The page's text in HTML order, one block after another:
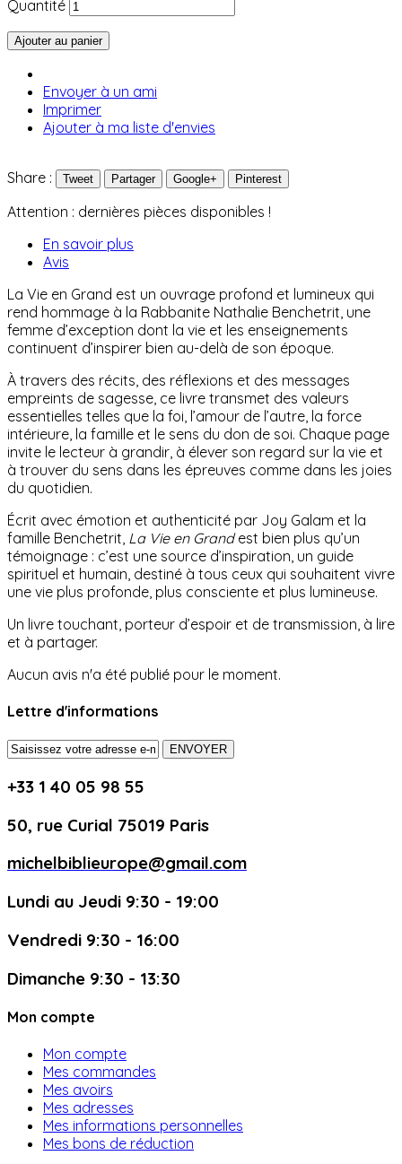
Quantité
Ajouter au panier
Envoyer à un ami
Imprimer
Ajouter à ma liste d'envies
Share : Tweet Partager Google+ Pinterest
Attention : dernières pièces disponibles !
En savoir plus
Avis
La Vie en Grand est un ouvrage profond et lumineux qui
rend hommage à la Rabbanite Nathalie Benchetrit, une
femme d’exception dont la vie et les enseignements
continuent d’inspirer bien au-delà de son époque.
À travers des récits, des réflexions et des messages
empreints de sagesse, ce livre transmet des valeurs
essentielles telles que la foi, l’amour de l’autre, la force
intérieure, la famille et le sens du don de soi. Chaque page
invite le lecteur à grandir, à élever son regard sur la vie et
à trouver du sens dans les épreuves comme dans les joies
du quotidien.
Écrit avec émotion et authenticité par Joy Galam et la
famille Benchetrit, La Vie en Grandest bien plus qu’un
témoignage : c’est une source d’inspiration, un guide
spirituel et humain, destiné à tous ceux qui souhaitent vivre
une vie plus profonde, plus consciente et plus lumineuse.
Un livre touchant, porteur d’espoir et de transmission, à lire
et à partager.
Aucun avis n'a été publié pour le moment.
Lettre d'informations
ENVOYER
+33 1 40 05 98 55
50, rue Curial 75019 Paris
michelbiblieurope@gmail.com
Lundi au Jeudi 9:30 - 19:00
Vendredi 9:30 - 16:00
Dimanche 9:30 - 13:30
Mon compte
Mon compte
Mes commandes
Mes avoirs
Mes adresses
Mes informations personnelles
Mes bons de réduction